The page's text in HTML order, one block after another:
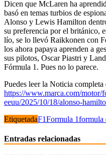
Dicen que McLaren ha
basó en temas turbios de
Alonso y Lewis Hamilton
su preferencia por el británico,
lío, se lo llevó Raikkonen con
los ahora papaya aprenden a
sus pilotos, Oscar Piastri y
Fórmula 1. Pues no lo parece.
Puedes leer la Noticia
https://www.marca.com/motor/
eeuu/2025/10/18/alonso-
EtiquetadaF1Formula 1formula
Entradas relacionadas